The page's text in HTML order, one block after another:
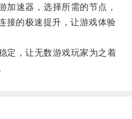
速器，选择所需的节点，
接的极速提升，让游戏体验
，让无数游戏玩家为之着